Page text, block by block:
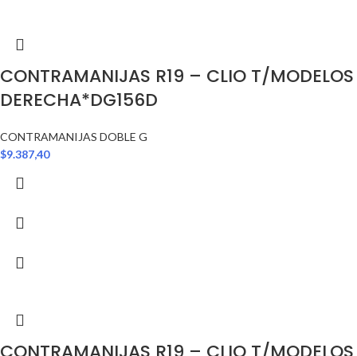
CONTRAMANIJAS R19 – CLIO T/MODELOS
DERECHA*DG156D
CONTRAMANIJAS DOBLE G
$9.387,40